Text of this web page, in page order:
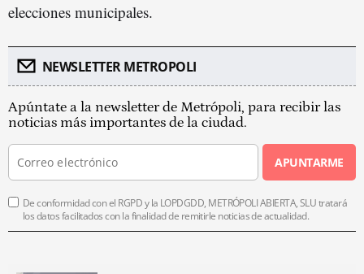
elecciones municipales.
NEWSLETTER METROPOLI
Apúntate a la newsletter de Metrópoli, para recibir las
noticias más importantes de la ciudad.
APUNTARME
De conformidad con el RGPD y la LOPDGDD, METRÓPOLI ABIERTA, SLU tratará
los datos facilitados con la finalidad de remitirle noticias de actualidad.